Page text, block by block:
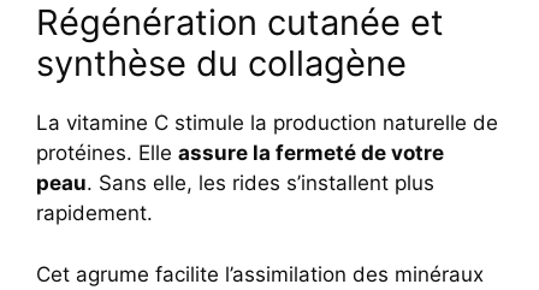
Régénération cutanée et
synthèse du collagène
La vitamine C stimule la production naturelle de
protéines. Elle assure la fermeté de votre
peau. Sans elle, les rides s’installent plus
rapidement.
Cet agrume facilite l’assimilation des minéraux